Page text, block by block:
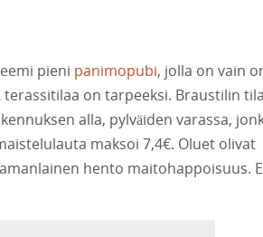
pieni panimopubi, jolla on vain
terassitilaa on tarpeeksi. Braustilin
alla, pylväiden varassa,
maksoi 7,4€. Oluet olivat
hento maitohappoisuus.